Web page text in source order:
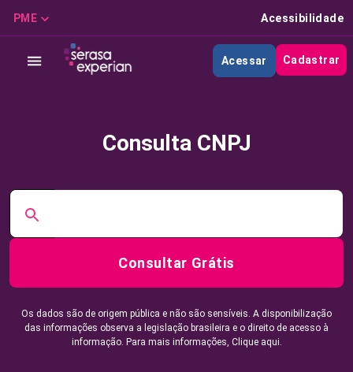
PME Acessibilidade
Acessar Cadastrar
Consulta CNPJ
Consultar Grátis
Os dados são de origem pública e não são sensíveis. A disponibilização
das informações observa a legislação brasileira e o direito de acesso à
informação. Para mais informações, Clique aqui.